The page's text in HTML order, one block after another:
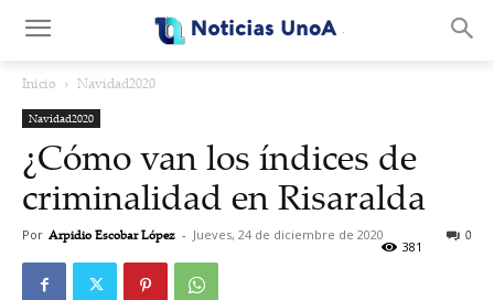
Inicio Navidad2020
Navidad2020
¿Cómo van los índices de
criminalidad en Risaralda
Por Arpidio Escobar López - Jueves, 24 de diciembre de 2020 0
381